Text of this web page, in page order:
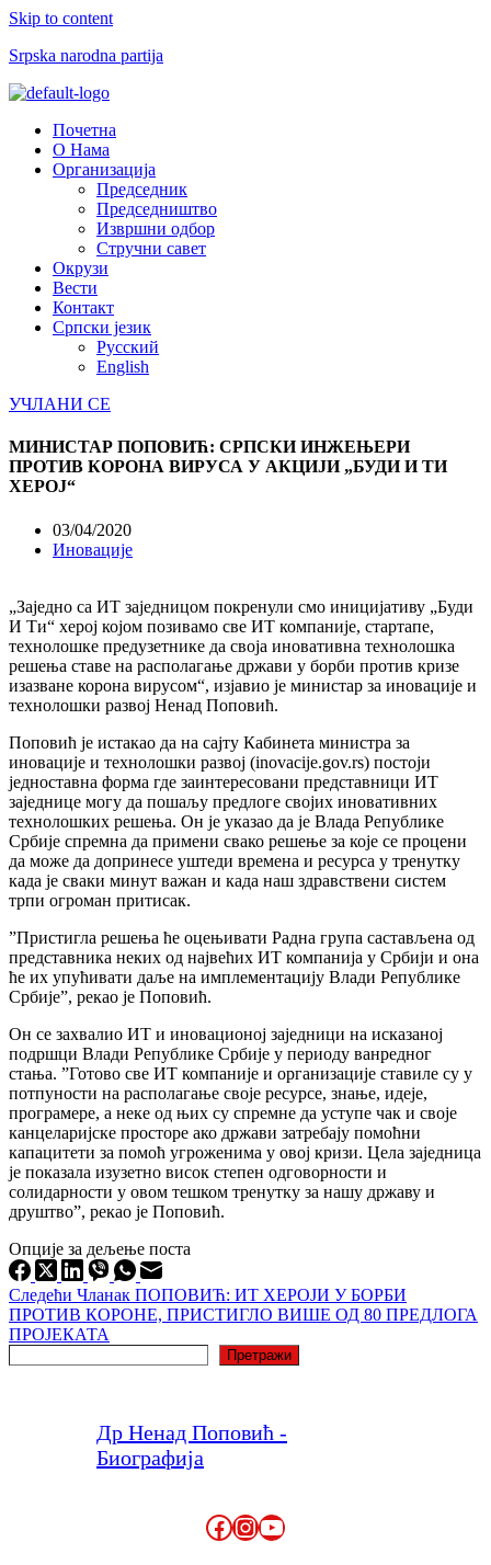
Skip to content
Srpska narodna partija
Menu
Почетна
О Нама
Организација
Председник
Председништво
Извршни одбор
Стручни савет
Окрузи
Вести
Контакт
Српски језик
Русский
English
УЧЛАНИ СЕ
МИНИСТАР ПОПОВИЋ: СРПСКИ ИНЖЕЊЕРИ
ПРОТИВ КОРОНА ВИРУСА У АКЦИЈИ „БУДИ И ТИ
ХЕРОЈ“
03/04/2020
Иновације
„Заједно са ИТ заједницом покренули смо иницијативу „Буди
И Ти“ херој којом позивамо све ИТ компаније, стартапе,
технолошке предузетнике да своја иновативна технолошка
решења ставе на располагање држави у борби против кризе
изазване корона вирусом“, изјавио је министар за иновације и
технолошки развој Ненад Поповић.
Поповић је истакао да на сајту Кабинета министра за
иновације и технолошки развој (inovacije.gov.rs) постоји
једноставна форма где заинтересовани представници ИТ
заједнице могу да пошаљу предлоге својих иновативних
технолошких решења. Он је указао да је Влада Републике
Србије спремна да примени свако решење за које се процени
да може да допринесе уштеди времена и ресурса у тренутку
када је сваки минут важан и када наш здравствени систем
трпи огроман притисак.
”Пристигла решења ће оцењивати Радна група састављена од
представника неких од највећих ИТ компанија у Србији и она
ће их упућивати даље на имплементацију Влади Републике
Србије”, рекао је Поповић.
Он се захвалио ИТ и иновационој заједници на исказаној
подршци Влади Републике Србије у периоду ванредног
стања. ”Готово све ИТ компаније и организације ставиле су у
потпуности на располагање своје ресурсе, знање, идеје,
програмере, а неке од њих су спремне да уступе чак и своје
канцеларијске просторе ако држави затребају помоћни
капацитети за помоћ угроженима у овој кризи. Цела заједница
је показала изузетно висок степен одговорности и
солидарности у овом тешком тренутку за нашу државу и
друштво”, рекао је Поповић.
Опције за дељење поста
Следећи Чланак ПОПОВИЋ: ИТ ХЕРОЈИ У БОРБИ
ПРОТИВ КОРОНЕ, ПРИСТИГЛО ВИШЕ ОД 80 ПРЕДЛОГА
ПРОЈЕКАТА
Претражи
Др Ненад Поповић -
Биографија
Facebook
Instagram
YouTube